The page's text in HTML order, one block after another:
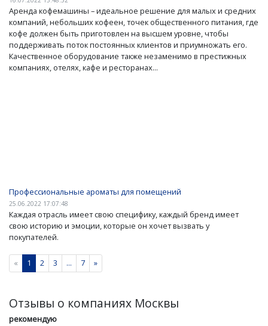
Аренда кофемашины – идеальное решение для малых и средних
компаний, небольших кофеен, точек общественного питания, где
кофе должен быть приготовлен на высшем уровне, чтобы
поддерживать поток постоянных клиентов и приумножать его.
Качественное оборудование также незаменимо в престижных
компаниях, отелях, кафе и ресторанах...
Профессиональные ароматы для помещений
25.06.2022 17:07:48
Каждая отрасль имеет свою специфику, каждый бренд имеет
свою историю и эмоции, которые он хочет вызвать у
покупателей.
« 1 2 3 ... 7 »
Отзывы о компаниях Москвы
рекомендую